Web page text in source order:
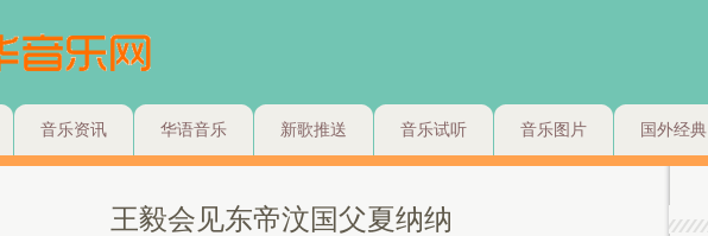
音乐资讯 华语音乐 新歌推送 音乐试听 音乐图片 国外经典
王毅会见东帝汶国父夏纳纳